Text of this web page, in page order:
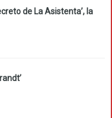
de La Asistenta’, la